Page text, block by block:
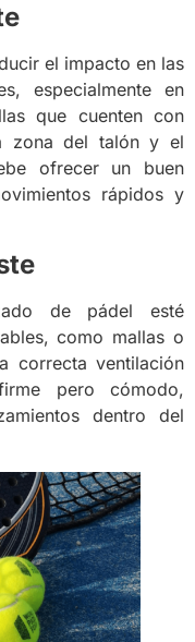
el impacto en las
especialmente en
que cuenten con
zona del talón y el
ofrecer un buen
rápidos y
de pádel esté
como mallas o
correcta ventilación
pero cómodo,
dentro del